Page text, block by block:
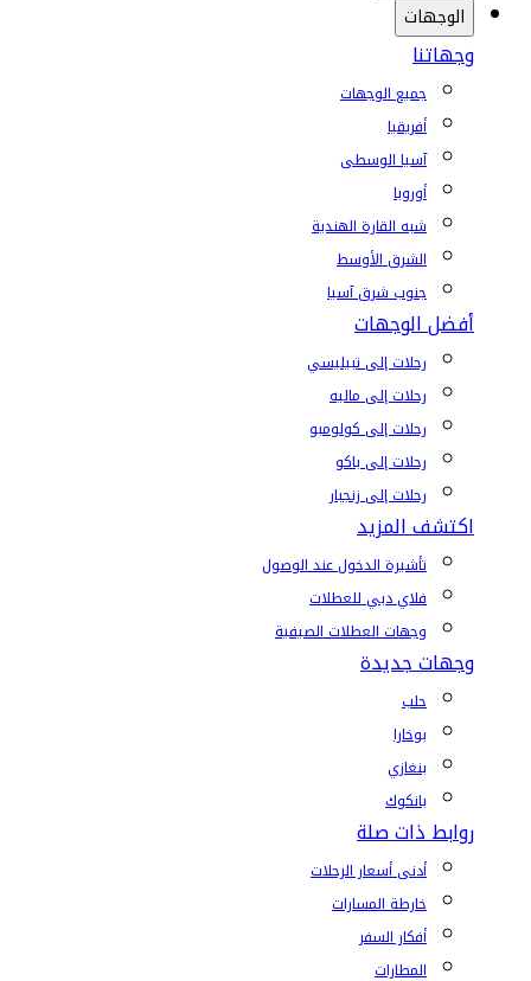
الوجهات
وجهاتنا
جميع الوجهات
أفريقيا
آسيا الوسطى
أوروبا
شبه القارة الهندية
الشرق الأوسط
جنوب شرق آسيا
أفضل الوجهات
رحلات إلى تبيليسي
رحلات إلى ماليه
رحلات إلى كولومبو
رحلات إلى باكو
رحلات إلى زنجبار
اكتشف المزيد
تأشيرة الدخول عند الوصول
فلاي دبي للعطلات
وجهات العطلات الصيفية
وجهات جديدة
حلب
بوخارا
بنغازي
بانكوك
روابط ذات صلة
أدنى أسعار الرحلات
خارطة المسارات
أفكار السفر
المطارات